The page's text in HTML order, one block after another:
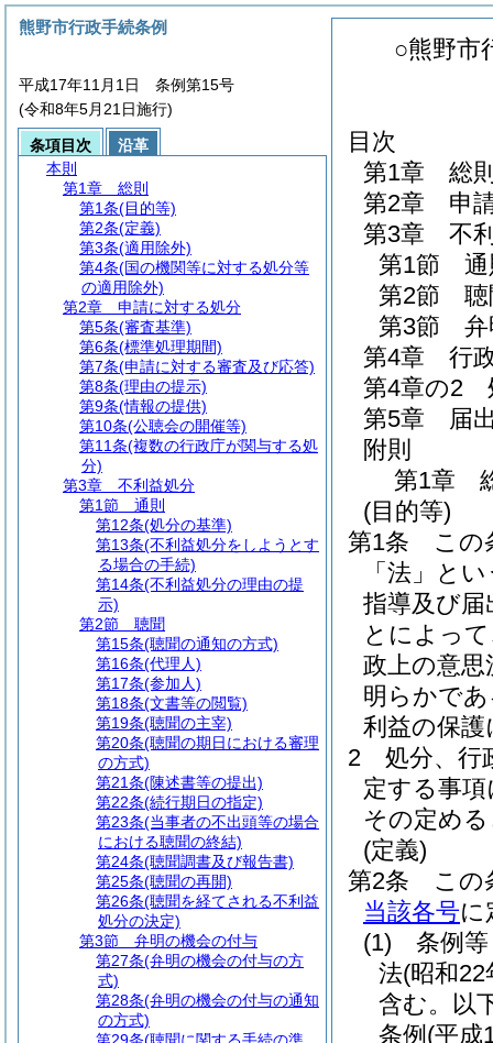
○熊野市
目次
第1章
総
第2章
申
第3章
不
第1節
第2節
第3節
第4章
行
第4章の2
第5章
届
附則
第1章
(目的等)
第1条
この
「法」と
指導及び
とによっ
政上の意
明らかで
利益の保
2
処分、行
定する事
その定め
(定義)
第2条
この
当該各号に
(1)
条例
法(昭和22
含む。以
条例 (平成
熊野市行政手続条例
平成17年11月1日 条例第15号
(令和8年5月21日施行)
条項目次
沿革
本則
第1章
総則
第1条(目的等)
第2条(定義)
第3条(適用除外)
第4条(国の機関等に対する処分等
の適用除外)
第2章
申請に対する処分
第5条(審査基準)
第6条(標準処理期間)
第7条(申請に対する審査及び応答)
第8条(理由の提示)
第9条(情報の提供)
第10条(公聴会の開催等)
第11条(複数の行政庁が関与する処
分)
第3章
不利益処分
第1節
通則
第12条(処分の基準)
第13条(不利益処分をしようとす
る場合の手続)
第14条(不利益処分の理由の提
示)
第2節
聴聞
第15条(聴聞の通知の方式)
第16条(代理人)
第17条(参加人)
第18条(文書等の閲覧)
第19条(聴聞の主宰)
第20条(聴聞の期日における審理
の方式)
第21条(陳述書等の提出)
第22条(続行期日の指定)
第23条(当事者の不出頭等の場合
における聴聞の終結)
第24条(聴聞調書及び報告書)
第25条(聴聞の再開)
第26条(聴聞を経てされる不利益
処分の決定)
第3節
弁明の機会の付与
第27条(弁明の機会の付与の方
式)
第28条(弁明の機会の付与の通知
の方式)